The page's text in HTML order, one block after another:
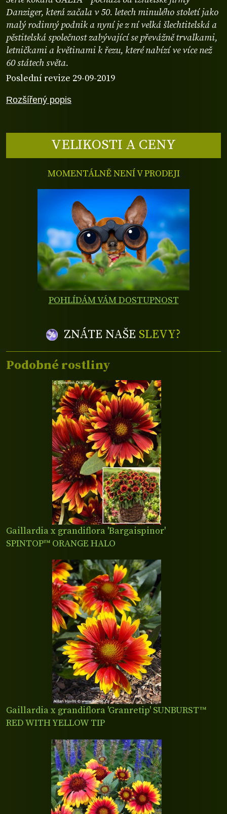
Rozšířený popis
Danziger, která začala v 50. letech minulého století jako
malý rodinný podnik a nyní je z ní velká šlechtitelská a
pěstitelská společnost zabývající se převážně trvalkami,
letničkami a květinami k řezu, které nabízí ve více než
60 státech světa.
Poslední revize 29-09-2019
VELIKOSTI A CENY
MOMENTÁLNĚ NENÍ V PRODEJI
POHLÍDÁM VÁM DOSTUPNOST
ZNÁTE NAŠE SLEVY?
Podobné rostliny
Gaillardia x grandiflora 'Bargaispinor'
SPINTOP™ ORANGE HALO
Gaillardia x grandiflora 'Granretip' SUNBURST™
RED WITH YELLOW TIP